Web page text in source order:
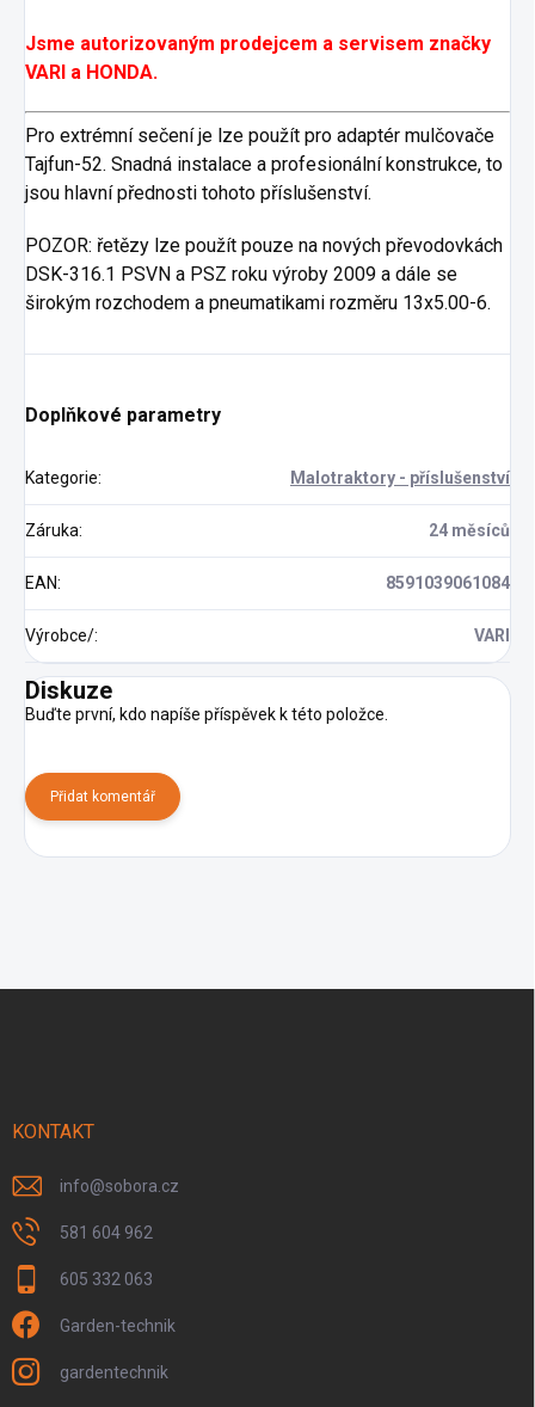
Jsme autorizovaným prodejcem a servisem značky
VARI a HONDA.
Pro extrémní sečení je lze použít pro adaptér mulčovače
Tajfun-52. Snadná instalace a profesionální konstrukce, to
jsou hlavní přednosti tohoto příslušenství.
POZOR: řetězy lze použít pouze na nových převodovkách
DSK-316.1 PSVN a PSZ roku výroby 2009 a dále se
širokým rozchodem a pneumatikami rozměru 13x5.00-6.
Doplňkové parametry
Kategorie: Malotraktory - příslušenství
Záruka: 24 měsíců
EAN: 8591039061084
Výrobce/: VARI
Diskuze
Buďte první, kdo napíše příspěvek k této položce.
Přidat komentář
KONTAKT
info@sobora.cz
581 604 962
605 332 063
Garden-technik
gardentechnik